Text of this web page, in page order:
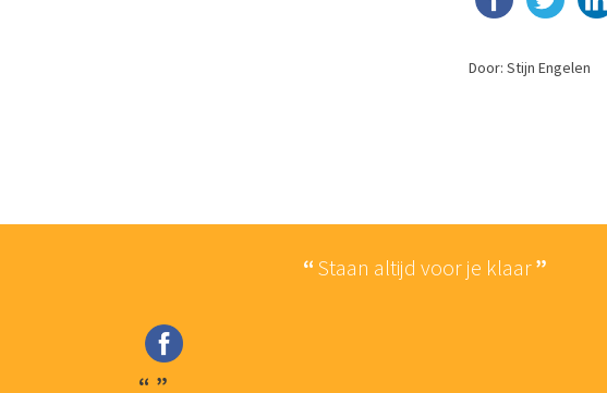
Door: Stijn Engelen
Staan altijd voor je klaar